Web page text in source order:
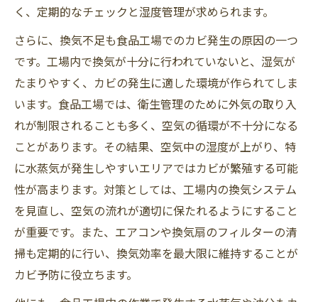
く、定期的なチェックと湿度管理が求められます。
さらに、換気不足も食品工場でのカビ発生の原因の一つ
です。工場内で換気が十分に行われていないと、湿気が
たまりやすく、カビの発生に適した環境が作られてしま
います。食品工場では、衛生管理のために外気の取り入
れが制限されることも多く、空気の循環が不十分になる
ことがあります。その結果、空気中の湿度が上がり、特
に水蒸気が発生しやすいエリアではカビが繁殖する可能
性が高まります。対策としては、工場内の換気システム
を見直し、空気の流れが適切に保たれるようにすること
が重要です。また、エアコンや換気扇のフィルターの清
掃も定期的に行い、換気効率を最大限に維持することが
カビ予防に役立ちます。